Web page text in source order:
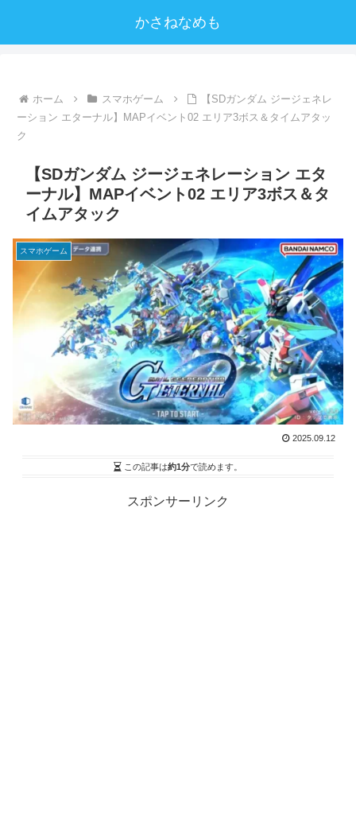
かさねなめも
ホーム スマホゲーム
【SDガンダム ジージェネレ
ーション エターナル】MAPイベント02 エリア3ボス＆タイムアタッ
ク
【SDガンダム ジージェネレーション エタ
ーナル】MAPイベント02 エリア3ボス＆タ
イムアタック
スマホゲーム
2025.09.12
この記事は約1分で読めます。
スポンサーリンク